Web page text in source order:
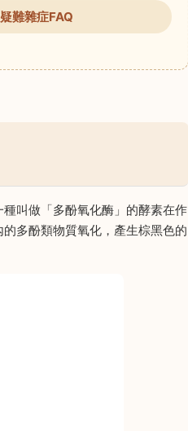
難雜症FAQ
叫做「多酚氧化酶」的酵素在作
多酚類物質氧化，產生棕黑色的